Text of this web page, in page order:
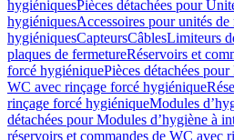
hygiéniquesPièces détachées pour
hygiéniquesAccessoires pour unités de
hygiéniquesCapteursCâblesLimiteurs
plaques de fermetureRéservoirs et
forcé hygiéniquePièces détachées
WC avec rinçage forcé hygiénique
rinçage forcé hygiéniqueModules
détachées pour Modules d’hygiène à
réservoirs et commandes de WC avec